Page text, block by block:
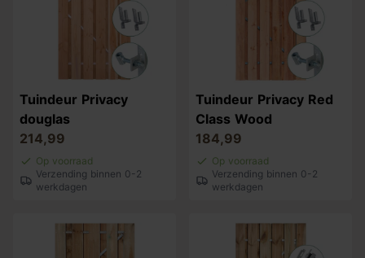
Tuindeur Privacy
douglas
214,99
Op voorraad
Verzending binnen 0-2
werkdagen
Tuindeur Privacy Red
Class Wood
184,99
Op voorraad
Verzending binnen 0-2
werkdagen